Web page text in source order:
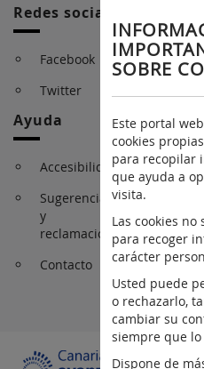
Redes sociales
Facebook
Twitter
Ayuda
Accesibilidad
Sugerencias
y
reclamaciones
Contacto
SOBRE
Este portal
cookies
para recopilar
que ayuda a
visita.
Las cookies no
para recoger
carácter
Usted puede
o rechazarlo,
cambiar su
siempre que lo
Dispone de